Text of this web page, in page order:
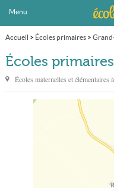
Menu
Accueil > Écoles primaires>
Écoles
Écoles maternelles et élémentaires à